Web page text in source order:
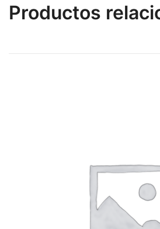
Productos